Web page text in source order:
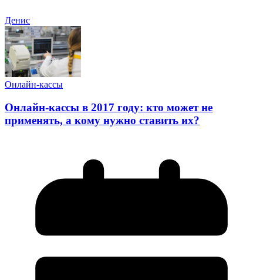
Денис
Онлайн-кассы
Онлайн-кассы в 2017 году: кто может не
применять, а кому нужно ставить их?